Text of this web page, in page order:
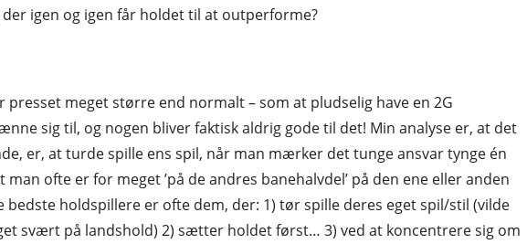
igen og igen får holdet til at outperforme?
meget større end normalt – som at pludselig have en 2G
sig til, og nogen bliver faktisk aldrig gode til det! Min analyse er, at det
er, at turde spille ens spil, når man mærker det tunge ansvar tynge én
ofte er for meget ’på de andres banehalvdel’ på den ene eller anden
bedste holdspillere er ofte dem, der: 1) tør spille deres eget spil/stil (vilde
svært på landshold) 2) sætter holdet først… 3) ved at koncentrere sig om